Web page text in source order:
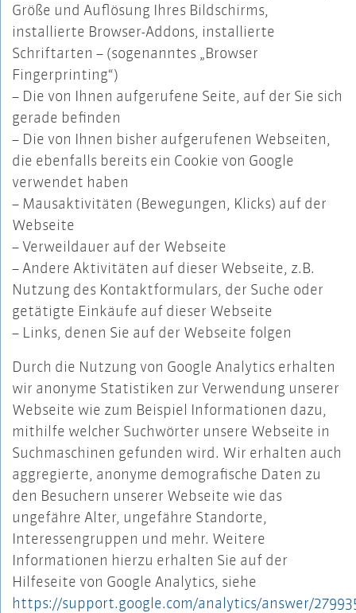
Größe und Auflösung Ihres Bildschirms,
installierte Browser-Addons, installierte
Schriftarten – (sogenanntes „Browser
Fingerprinting“)
– Die von Ihnen aufgerufene Seite, auf der Sie sich
gerade befinden
– Die von Ihnen bisher aufgerufenen Webseiten,
die ebenfalls bereits ein Cookie von Google
verwendet haben
– Mausaktivitäten (Bewegungen, Klicks) auf der
Webseite
– Verweildauer auf der Webseite
– Andere Aktivitäten auf dieser Webseite, z.B.
Nutzung des Kontaktformulars, der Suche oder
getätigte Einkäufe auf dieser Webseite
– Links, denen Sie auf der Webseite folgen
Durch die Nutzung von Google Analytics erhalten
wir anonyme Statistiken zur Verwendung unserer
Webseite wie zum Beispiel Informationen dazu,
mithilfe welcher Suchwörter unsere Webseite in
Suchmaschinen gefunden wird. Wir erhalten auch
aggregierte, anonyme demografische Daten zu
den Besuchern unserer Webseite wie das
ungefähre Alter, ungefähre Standorte,
Interessengruppen und mehr. Weitere
Informationen hierzu erhalten Sie auf der
Hilfeseite von Google Analytics, siehe
https://support.google.com/analytics/answer/